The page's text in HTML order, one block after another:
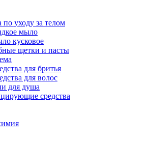
по уходу за телом
мыло
кусковое
щетки и пасты
для бритья
для волос
для душа
средства